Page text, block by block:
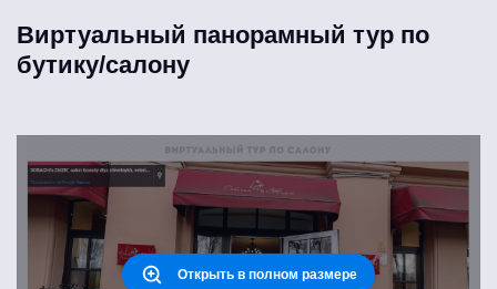
Виртуальный панорамный тур по
бутику/салону
Открыть в полном размере